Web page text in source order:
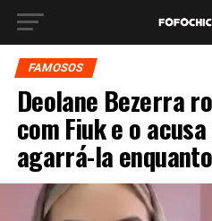
FAMOSOS
Deolane Bezerra
com Fiuk e o
agarrá-la